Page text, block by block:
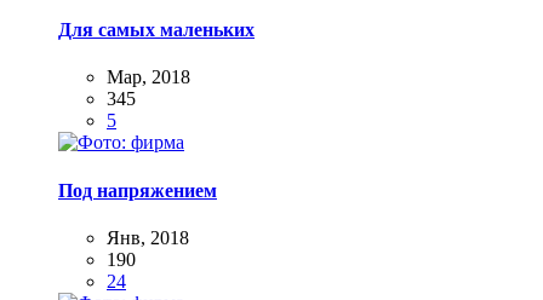
Для самых маленьких
Мар, 2018
345
5
Под напряжением
Янв, 2018
190
24